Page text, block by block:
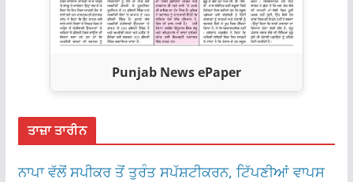
Punjab News ePaper
ਤਾਜ਼ਾ ਤਾਰੀਨ
ਨਾਪਾ ਵੱਲੋਂ ਸਪੀਕਰ ਤੋਂ ਤੁਰੰਤ ਸਪੱਸ਼ਟੀਕਰਨ, ਟਿੱਪਣੀਆਂ ਵਾਪਸ